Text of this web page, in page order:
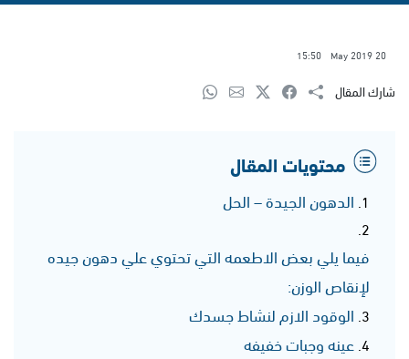
20 May 2019
15:50
شارك المقال
محتويات المقال
الدهون الجيدة – الحل
فيما يلي بعض الاطعمه التي تحتوي علي دهون جيده
لإنقاص الوزن:
الوقود الازم لنشاط جسدك
عينه وجبات خفيفه